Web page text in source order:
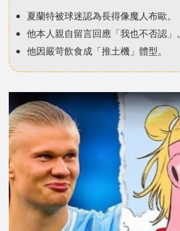
夏蘭特被球迷認為長得像魔人布歐。
他本人親自留言回應「我也不否認」。
他因嚴苛飲食成「推土機」體型。